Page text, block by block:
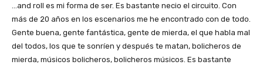
…and roll es mi forma de ser. Es bastante necio el circuito. Con
más de 20 años en los escenarios me he encontrado con de todo.
Gente buena, gente fantástica, gente de mierda, el que habla mal
del todos, los que te sonríen y después te matan, bolicheros de
mierda, músicos bolicheros, bolicheros músicos. Es bastante